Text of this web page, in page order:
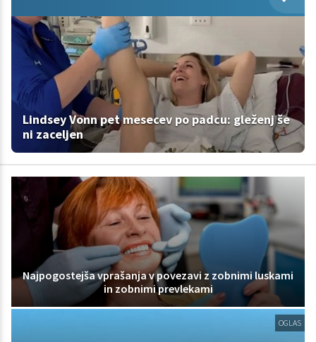
Lindsey Vonn pet mesecev po padcu: gleženj še
ni zaceljen
Najpogostejša vprašanja v povezavi z zobnimi luskami
in zobnimi prevlekami
OGLAS